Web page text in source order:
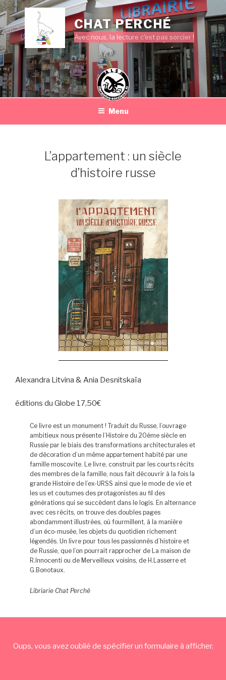
Aller
au
contenu
principal
CHAT PERCHÉ
Avec nous, la lecture c'est pas sorcier !
Menu
L’appartement : un siècle
d’histoire russe
Alexandra Litvina & Ania Desnitskaïa
éditions du Globe 17,50€
Ce livre est un monument ! Traduit du Russe, l’ouvrage
ambitieux nous présente l’Histoire du 20ème siècle en
Russie par le biais des transformations architecturales et
de décoration d’un même appartement habité par une
famille moscovite. Le livre, construit par les courts récits
des membres de la famille, nous fait découvrir à la fois la
grande Histoire de l’ex-URSS ainsi que le mode de vie et
les us et coutumes des protagonistes au fil des
générations qui se succèdent dans le logis. En alternance
avec ces récits, on trouve des doubles pages
abondamment illustrées, où fourmillent, à la manière
d’un éco-musée, les objets du quotidien richement
légendés. Un livre pour tous les passionnés d’histoire et
de Russie, que l’on pourrait rapprocher de La maison de
R.Innocenti ou de Merveilleux voisins, de H.Lasserre et
G.Bonotaux.
Libriarie Chat Perché
Oups, vous avez oublié de spécifier un formulaire à afficher.